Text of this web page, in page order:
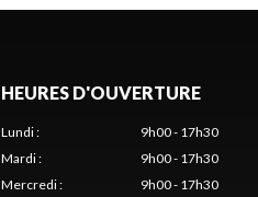
HEURES D'OUVERTURE
Lundi:
9h00 - 17h30
Mardi:
9h00 - 17h30
Mercredi:
9h00 - 17h30